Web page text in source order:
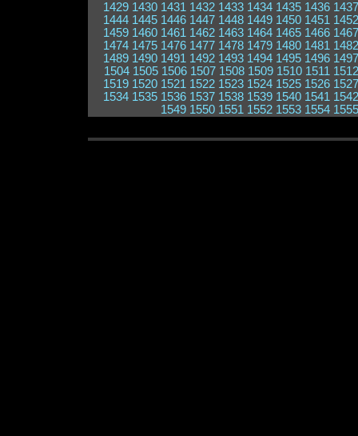
1429 1430 1431 1432 1433 1434 1435 1436 1437
1444 1445 1446 1447 1448 1449 1450 1451 1452
1459 1460 1461 1462 1463 1464 1465 1466 1467
1474 1475 1476 1477 1478 1479 1480 1481 1482
1489 1490 1491 1492 1493 1494 1495 1496 1497
1504 1505 1506 1507 1508 1509 1510 1511 1512
1519 1520 1521 1522 1523 1524 1525 1526 1527
1534 1535 1536 1537 1538 1539 1540 1541 1542
1549 1550 1551 1552 1553 1554 1555